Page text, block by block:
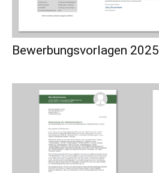
Bewerbungsvorlagen 2025